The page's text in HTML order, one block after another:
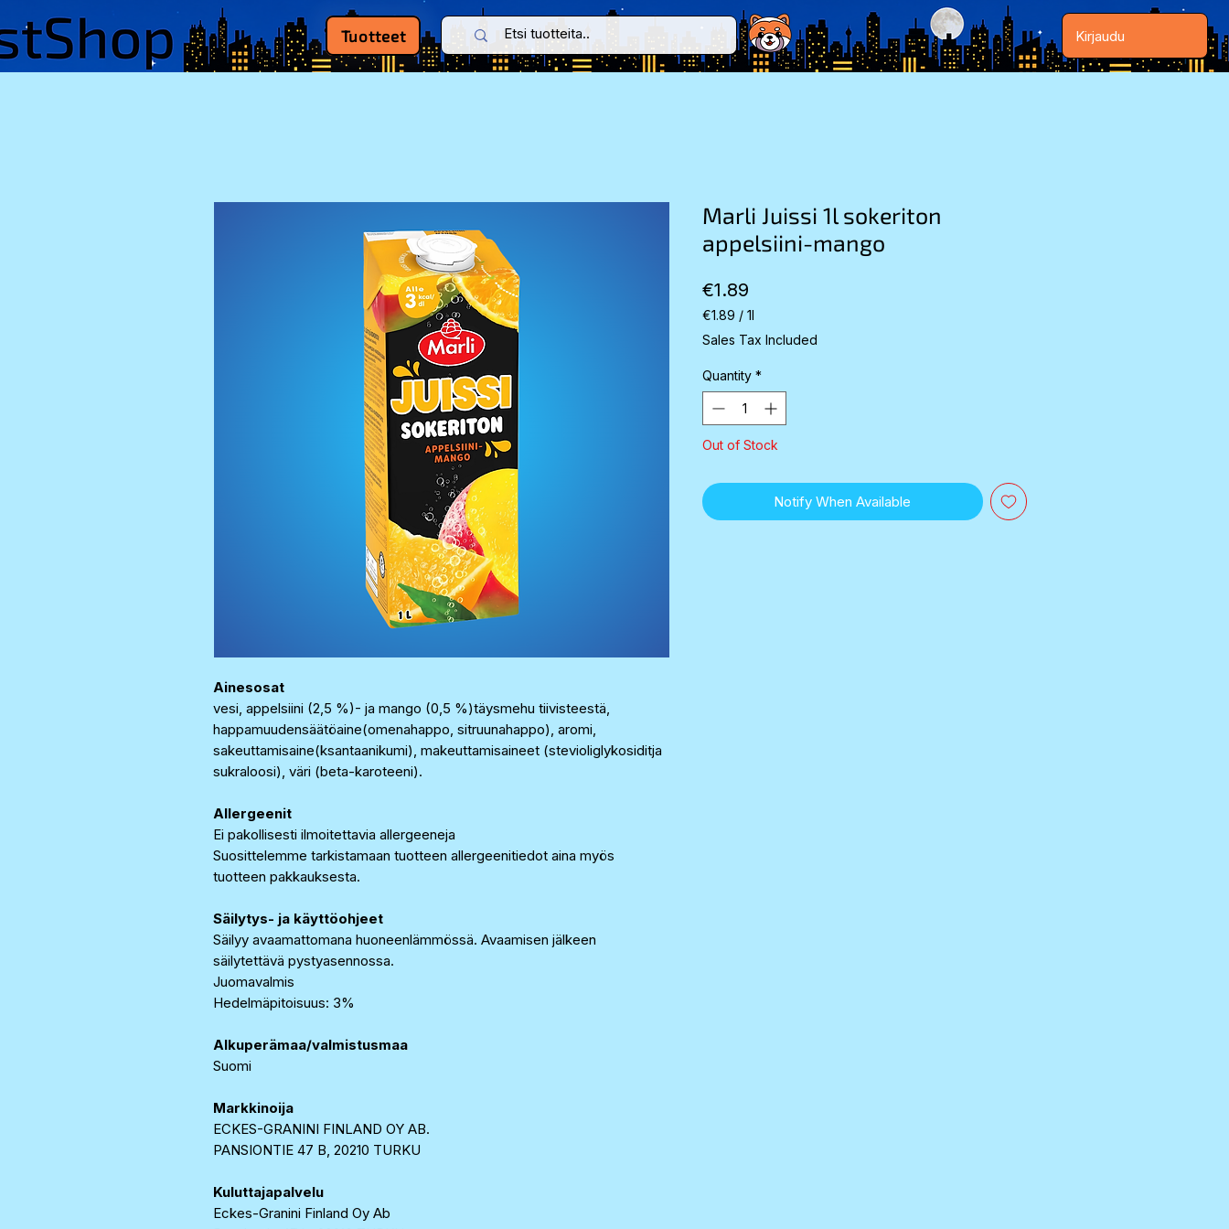
Tuotteet Kirjaudu
Ainesosat
vesi, appelsiini (2,5 %)- ja mango (0,5 %)täysmehu tiivisteestä,
happamuudensäätöaine(omenahappo, sitruunahappo), aromi,
sakeuttamisaine(ksantaanikumi), makeuttamisaineet (stevioliglykosiditja
sukraloosi), väri (beta-karoteeni).
Allergeenit
Ei pakollisesti ilmoitettavia allergeeneja
Suosittelemme tarkistamaan tuotteen allergeenitiedot aina myös
tuotteen pakkauksesta.
Säilytys- ja käyttöohjeet
Säilyy avaamattomana huoneenlämmössä. Avaamisen jälkeen
säilytettävä pystyasennossa.
Juomavalmis
Hedelmäpitoisuus: 3%
Alkuperämaa/valmistusmaa
Suomi
Markkinoija
ECKES-GRANINI FINLAND OY AB.
PANSIONTIE 47 B, 20210 TURKU
Kuluttajapalvelu
Eckes-Granini Finland Oy Ab
Marli Juissi 1l sokeriton
appelsiini-mango
€1.89
€1.89 / 1l
€1.89
per
1
Liter
Sales Tax Included
Quantity *
Out of Stock
Notify When Available